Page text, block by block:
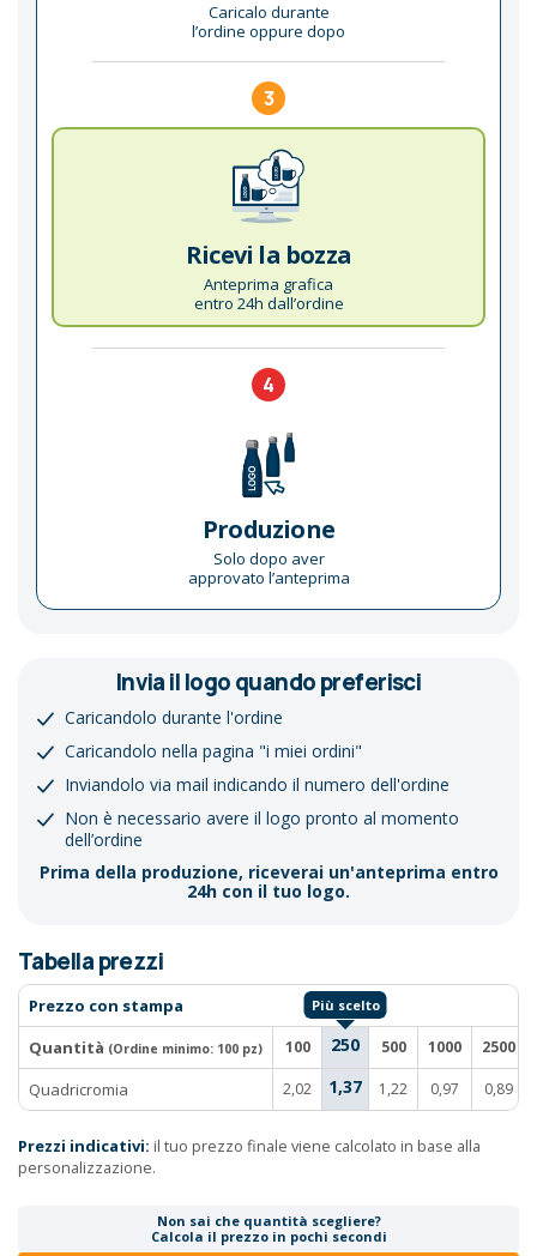
Caricalo durante
l’ordine oppure dopo
3
Ricevi la bozza
Anteprima grafica
entro 24h dall’ordine
4
Produzione
Solo dopo aver
approvato l’anteprima
Invia il logo quando preferisci
Caricandolo durante l'ordine
Caricandolo nella pagina "i miei ordini"
Inviandolo via mail indicando il numero dell'ordine
Non è necessario avere il logo pronto al momento
dell’ordine
Prima della produzione, riceverai un'anteprima entro
24h con il tuo logo.
Tabella prezzi
Prezzo con stampa
Quantità (Ordine minimo: 100 pz) 100 250 500 1000 2500
Quadricromia 2,02 1,37 1,22 0,97 0,89
Prezzi indicativi: il tuo prezzo finale viene calcolato in base alla
personalizzazione.
Non sai che quantità scegliere?
Calcola il prezzo in pochi secondi